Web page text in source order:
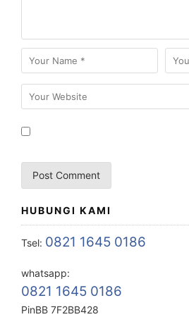
HUBUNGI KAMI
Tsel: 0821 1645 0186
whatsapp:
0821 1645 0186
PinBB 7F2BB428